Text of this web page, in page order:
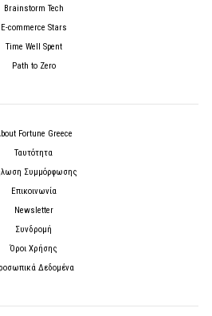
Brainstorm Tech
E-commerce Stars
Time Well Spent
Path to Zero
Fortune Greece
Ταυτότητα
Συμμόρφωσης
Επικοινωνία
Newsletter
Συνδρομή
Όροι Χρήσης
Δεδομένα